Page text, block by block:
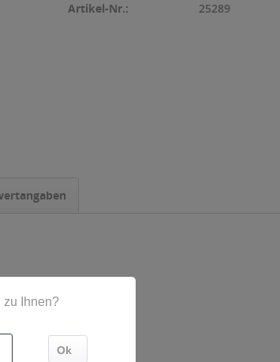
Artikel-Nr.: 25289